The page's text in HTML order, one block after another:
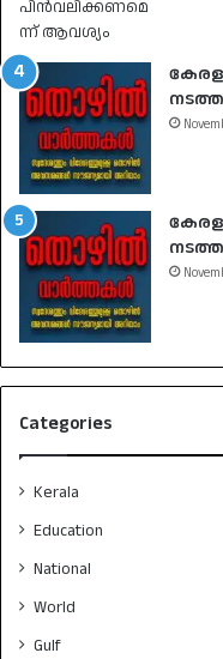
കേരള
കേരള
Categories
Kerala
Education
National
World
Gulf